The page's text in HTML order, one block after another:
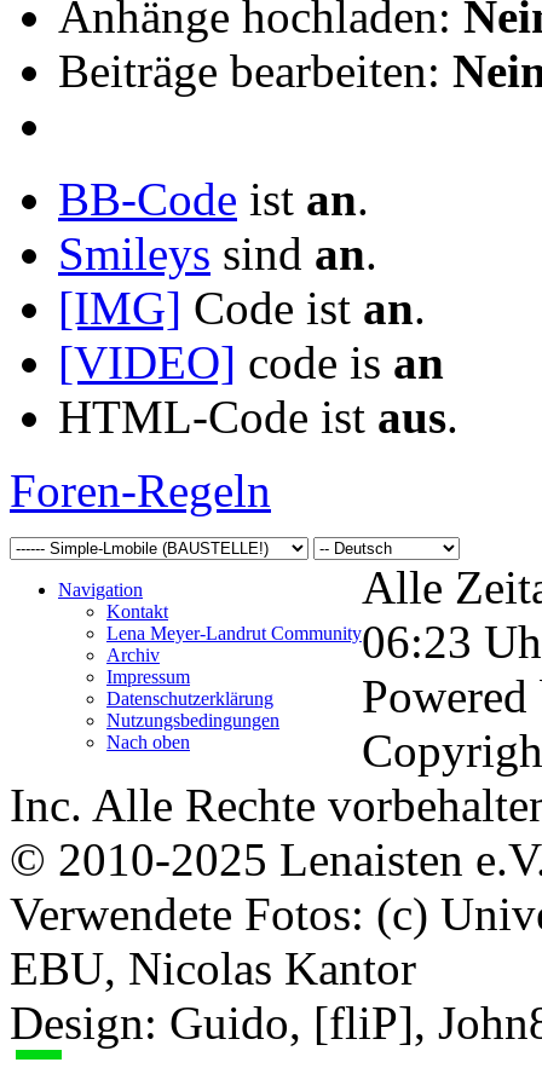
Anhänge hochladen:
Beiträge bearbeiten:
BB-Code ist an.
Smileys sind an.
[IMG] Code ist an.
[VIDEO] code is an
HTML-Code ist aus.
Foren-Regeln
Navigation
Kontakt
Lena Meyer-Landrut Community
Archiv
Impressum
Datenschutzerklärung
Nutzungsbedingungen
Nach oben
Alle
06:23
Inc. Alle Rechte
© 2010-2025 Lenaisten
Verwendete Fotos: (c)
EBU, Nicolas Kantor
Design: Guido, [fliP],